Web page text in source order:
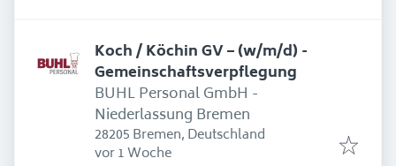
Koch / Köchin GV – (w/m/d) -
Gemeinschaftsverpflegung
BUHL Personal GmbH -
Niederlassung Bremen
28205 Bremen, Deutschland
Erschienen:
vor 1 Woche